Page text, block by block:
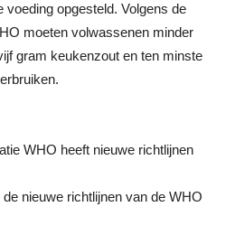
voeding opgesteld. Volgens de
moeten volwassenen minder
gram keukenzout en ten minste
WHO heeft nieuwe richtlijnen
nieuwe richtlijnen van de WHO